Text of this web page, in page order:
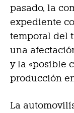
pasado, la
expediente
temporal del
una
y la «posible
producción
La